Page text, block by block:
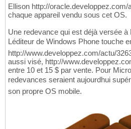
Ellison http://
chaque appareil vendu sous cet OS.
Une redevance qui est déjà versée
Léditeur de Windows Phone touche
http://www.developpez.com/actu/
aussi visé, http://
entre 10 et 15 $ par vente. Pour
redevances seraient aujourdhui
son propre OS mobile.